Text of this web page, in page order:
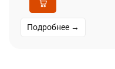
Подробнее →